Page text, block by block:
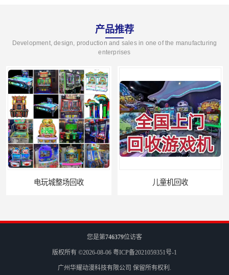
产品推荐
Development, design, production and sales in one of the manufacturing
enterprises
儿童机回收 二手游戏机回收
您是第746379位访客
版权所有 ©2026-08-06 粤ICP备2021059351号-1
广州华耀动漫科技有限公司 保留所有权利.